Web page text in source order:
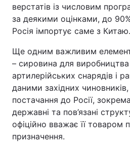
верстатів із числовим
за деякими оцінками, до
Росія імпортує саме з Китаю.
Ще одним важливим
– сировина для
артилерійських снарядів і
даними західних
постачання до Росії,
державні та пов’язані
офіційно вважає її товаром
призначення.